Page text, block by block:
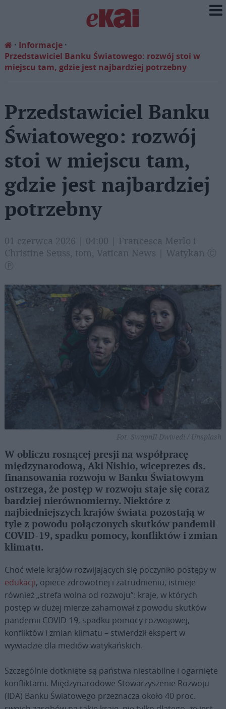
Informacje
Przedstawiciel Banku Światowego: rozwój stoi w
miejscu tam, gdzie jest najbardziej potrzebny
Przedstawiciel Banku
Światowego: rozwój
stoi w miejscu tam,
gdzie jest najbardziej
potrzebny
01 czerwca 2026 | 04:00 | Francesca Merlo i
Christine Seuss, tom, Vatican News | Watykan Ⓒ
Ⓟ
Fot. SwapnIl Dwivedi / Unsplash
W obliczu rosnącej presji na współpracę
międzynarodową, Aki Nishio, wiceprezes ds.
finansowania rozwoju w Banku Światowym
ostrzega, że ​​postęp w rozwoju staje się coraz
bardziej nierównomierny. Niektóre z
najbiedniejszych krajów świata pozostają w
tyle z powodu połączonych skutków pandemii
COVID-19, spadku pomocy, konfliktów i zmian
klimatu.
Choć wiele krajów rozwijających się poczyniło postępy w
edukacji, opiece zdrowotnej i zatrudnieniu, istnieje
również „strefa wolna od rozwoju”: kraje, w których
postęp w dużej mierze zahamował z powodu skutków
pandemii COVID-19, spadku pomocy rozwojowej,
konfliktów i zmian klimatu – stwierdził ekspert w
wywiadzie dla mediów watykańskich.
Szczególnie dotknięte są państwa niestabilne i ogarnięte
konfliktami. Międzynarodowe Stowarzyszenie Rozwoju
(IDA) Banku Światowego przeznacza około 40 proc.